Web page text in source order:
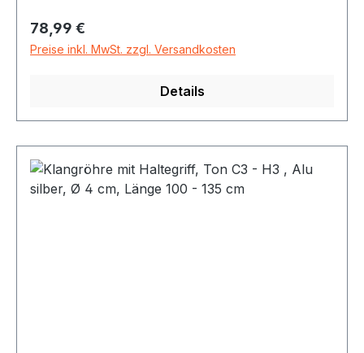
= 261,6 Hz - Länge der Röhre ca 82 cm) bis e"
(E5 - 660 Hz - Länge der Röhre ca 51 cm) rein
Regulärer Preis:
78,99 €
Preise inkl. MwSt. zzgl. Versandkosten
Details